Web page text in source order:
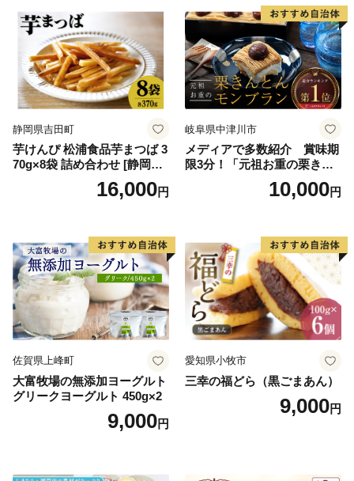
誕生日 カップ 詰め合わせ バ
ラエティ | バニラ チョコレー
ト ストロベリー ピスタチオ
バニラ＆クッキー ウベ 沖縄
紅イモ 塩ちんすこう 沖縄シ
ークヮーサー 沖縄黒糖 琉球
ロイヤルミルクティ 沖縄パ
イン
道産アイス 道産アイスクリ
ーム ギフト 詰合せ 詰め合わ
せ ふるさと納税 ）
静岡県吉田町
芋けんぴ 松浦食品芋まつば 3
70g×8袋 詰め合わせ [静岡伊
勢丹(松浦食品) 静岡県 吉田町
22424274] 芋ケンピ セット
16,000円
岐阜県中津川市
メディアで多数紹介 賞味期
限3分！「元祖お重の栗きん
とんモンブラン」 【未来の
ご褒美】スイーツ 栗 モンブ
子 菓子 F4N-2298
10,000円
佐賀県上峰町
大富牧場の無添加ヨーグルト
グリークヨーグルト 450g×2
9,000円
愛知県小牧市
三幸の福どら（黒ごまあん）
9,000円